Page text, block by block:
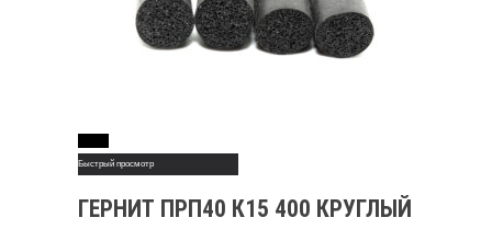
Быстрый просмотр
ГЕРНИТ ПРП40 К15 400 КРУГЛЫЙ